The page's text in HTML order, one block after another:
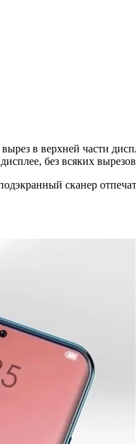
в верхней части
без всяких
сканер